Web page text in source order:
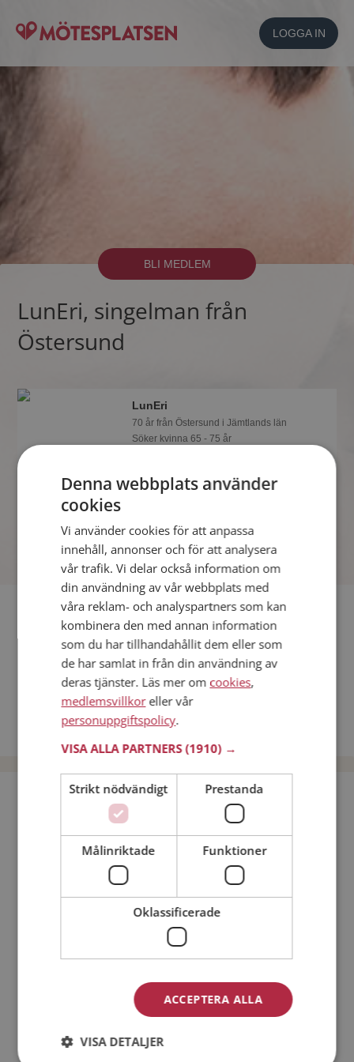
LOGGA IN
BLI MEDLEM
LunEri, singelman från
Östersund
LunEri
70 år från Östersund i Jämtlands län
Söker kvinna 65 - 75 år
på Mötesplatsen får du reda på alla
möjliga detaljer om alla singlarna.
Fler singlar
Fler singelmän från Östersund:sportfiskarn,Järven46
timmyn1
Kvinnor från Östersund
Dejta kvinnor i Sverige
Dejta män i Sverige
Bli medlem utan kostnad!
Jag är en: Man Kvinna
Min ålder:
Medlemsvillkoren
Denna webbplats använder
cookies
Vi använder cookies för att anpassa
innehåll, annonser och för att analysera
vår trafik. Vi delar också information om
din användning av vår webbplats med
våra reklam- och analyspartners som kan
kombinera den med annan information
som du har tillhandahållit dem eller som
de har samlat in från din användning av
deras tjänster. Läs mer om cookies,
medlemsvillkoreller vår
personuppgiftspolicy.
VISA ALLA PARTNERS(1910) →
Strikt nödvändigt Prestanda
Målinriktade Funktioner
Oklassificerade
ACCEPTERA ALLA
VISA DETALJER